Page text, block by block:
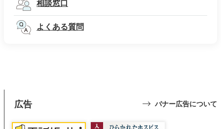
相談窓口
よくある質問
広告 バナー広告について